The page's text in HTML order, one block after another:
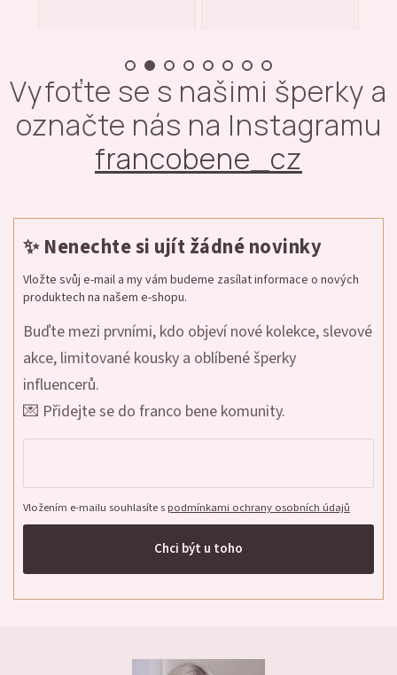
Vyfoťte se s našimi šperky a
označte nás na Instagramu
francobene_cz
✨ Nenechte si ujít žádné novinky
Vložte svůj e-mail a my vám budeme zasílat informace o nových
produktech na našem e-shopu.
Buďte mezi prvními, kdo objeví nové kolekce, slevové
akce, limitované kousky a oblíbené šperky
influencerů.
💌 Přidejte se do franco bene komunity.
Vložením e-mailu souhlasíte s podmínkami ochrany osobních údajů
Chci být u toho